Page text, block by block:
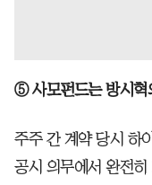
⑤ 사모펀드는 방시혁
주주 간 계약 당시 하
공시 의무에서 완전